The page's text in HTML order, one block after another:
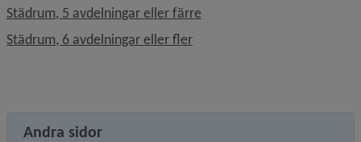
Städrum, 5 avdelningar eller färre, 102.6 kB, öppnas i nytt
Städrum, 6 avdelningar eller fler, 103.6 kB, öppnas i nytt
Andra sidor